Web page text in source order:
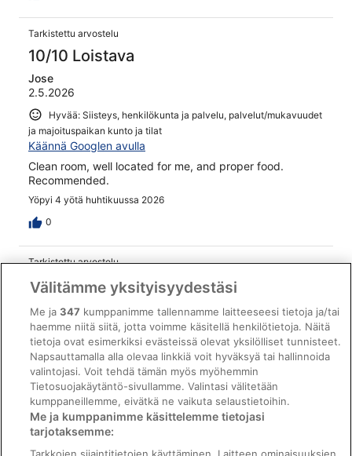
Tarkistettu arvostelu
10/10 Loistava
Jose
2.5.2026
Hyvää: Siisteys, henkilökunta ja palvelu, palvelut/mukavuudet
ja majoituspaikan kunto ja tilat
Käännä Googlen avulla
Clean room, well located for me, and proper food.
Recommended.
Yöpyi 4 yötä huhtikuussa 2026
0
Tarkistettu arvostelu
10/10 Loistava
Joan
4.1.2026
Hyvää: Siisteys, palvelut/mukavuudet ja majoituspaikan kunto
ja tilat
Käännä Googlen avulla
Our stay was excellent
Yöpyi 3 yötä joulukuussa 2025
0
Välitämme yksityisyydestäsi
Me ja347 kumppanimme tallennamme laitteeseesi tietoja ja/tai
haemme niitä siitä, jotta voimme käsitellä henkilötietoja. Näitä
tietoja ovat esimerkiksi evästeissä olevat yksilölliset tunnisteet.
Napsauttamalla alla olevaa linkkiä voit hyväksyä tai hallinnoida
valintojasi. Voit tehdä tämän myös myöhemmin
Tietosuojakäytäntö-sivullamme. Valintasi välitetään
kumppaneillemme, eivätkä ne vaikuta selaustietoihin.
Me ja kumppanimme käsittelemme tietojasi
tarjotaksemme: